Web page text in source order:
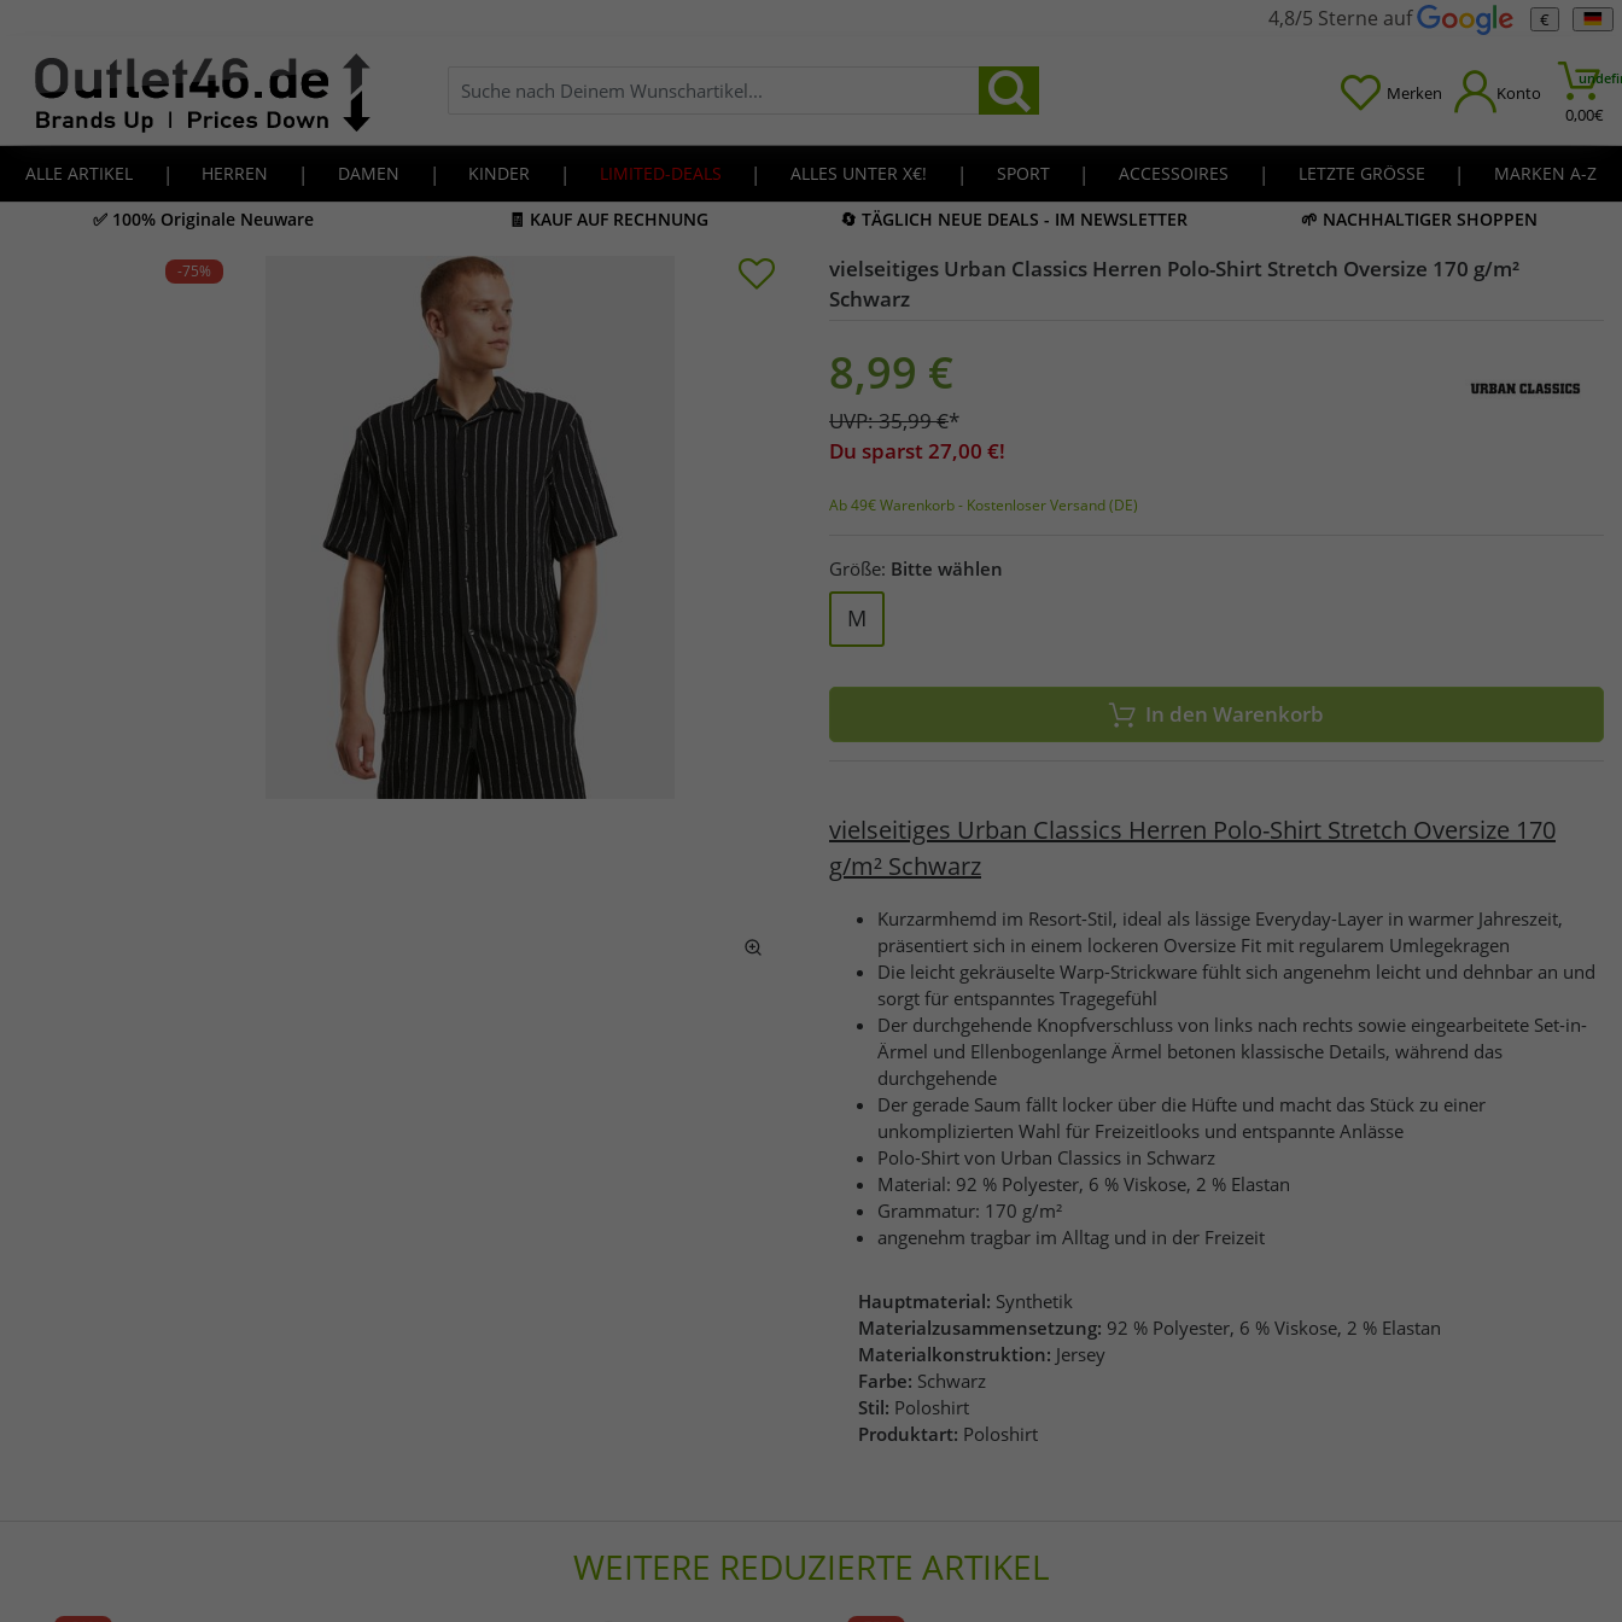
4,8/5 Sterne auf €
Merken Konto
0,00€
ALLE ARTIKEL | HERREN | DAMEN | KINDER | LIMITED-DEALS | ALLES UNTER X€! | SPORT | ACCESSOIRES | LETZTE GRÖSSE |
MARKEN A-Z
✅ 100% Originale Neuware
🧾 KAUF AUF RECHNUNG 🔄 TÄGLICH NEUE DEALS - IM NEWSLETTER 🌱 NACHHALTIGER SHOPPEN
-75%
vielseitiges Urban Classics Herren Polo-Shirt Stretch Oversize 170 g/m²
Schwarz
8,99 €
UVP:35,99€*
Du sparst 27,00 €!
Ab 49€ Warenkorb - Kostenloser Versand (DE)
Größe: Bitte wählen
M
In den Warenkorb
vielseitiges Urban Classics Herren Polo-Shirt Stretch Oversize 170
g/m² Schwarz
Kurzarmhemd im Resort-Stil, ideal als lässige Everyday-Layer in warmer Jahreszeit,
präsentiert sich in einem lockeren Oversize Fit mit regularem Umlegekragen
Die leicht gekräuselte Warp-Strickware fühlt sich angenehm leicht und dehnbar an und
sorgt für entspanntes Tragegefühl
Der durchgehende Knopfverschluss von links nach rechts sowie eingearbeitete Set-in-
Ärmel und Ellenbogenlange Ärmel betonen klassische Details, während das
durchgehende
Der gerade Saum fällt locker über die Hüfte und macht das Stück zu einer
unkomplizierten Wahl für Freizeitlooks und entspannte Anlässe
Polo-Shirt von Urban Classics in Schwarz
Material: 92 % Polyester, 6 % Viskose, 2 % Elastan
Grammatur: 170 g/m²
angenehm tragbar im Alltag und in der Freizeit
Hauptmaterial: Synthetik
Materialzusammensetzung: 92 % Polyester, 6 % Viskose, 2 % Elastan
Materialkonstruktion: Jersey
Farbe: Schwarz
Stil: Poloshirt
Produktart: Poloshirt
WEITERE REDUZIERTE ARTIKEL